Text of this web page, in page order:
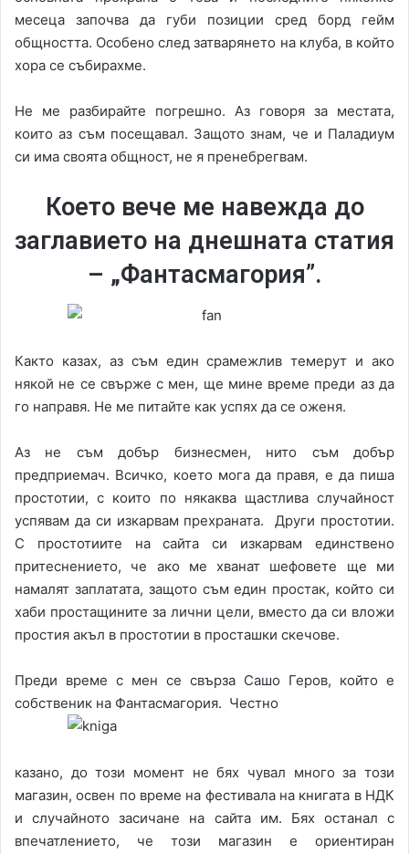
месеца започва да губи позиции сред борд гейм
общността. Особено след затварянето на клуба, в който
хора се събирахме.
Не ме разбирайте погрешно. Аз говоря за местата,
които аз съм посещавал. Защото знам, че и Паладиум
си има своята общност, не я пренебрегвам.
Което вече ме навежда до
заглавието на днешната статия
– „Фантасмагория”.
Както казах, аз съм един срамежлив темерут и ако
някой не се свърже с мен, ще мине време преди аз да
го направя. Не ме питайте как успях да се оженя.
Аз не съм добър бизнесмен, нито съм добър
предприемач. Всичко, което мога да правя, е да пиша
простотии, с които по някаква щастлива случайност
успявам да си изкарвам прехраната. Други простотии.
С простотиите на сайта си изкарвам единствено
притеснението, че ако ме хванат шефовете ще ми
намалят заплатата, защото съм един простак, който си
хаби простащините за лични цели, вместо да си вложи
простия акъл в простотии в просташки скечове.
Преди време с мен се свърза Сашо Геров, който е
собственик на Фантасмагория. Честно
казано, до този момент не бях чувал много за този
магазин, освен по време на фестивала на книгата в НДК
и случайното засичане на сайта им. Бях останал с
впечатлението, че този магазин е ориентиран